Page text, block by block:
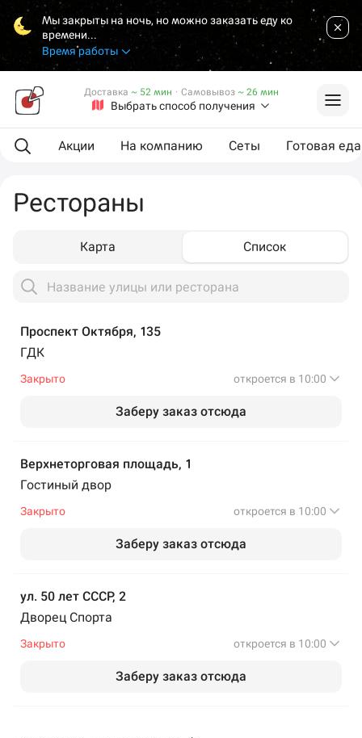
Мы закрыты на ночь, но можно заказать еду ко
времени...
Время работы
Выбрать способ получения
Доставка ~ 52 мин · Самовывоз ~ 26 мин
Акции На компанию Сеты Готовая еда
Рестораны
Карта Список
Проспект Октября, 135
ГДК
Закрыто откроется в 10:00
Заберу заказ отсюда
Верхнеторговая площадь, 1
Гостиный двор
Закрыто откроется в 10:00
Заберу заказ отсюда
ул. 50 лет СССР, 2
Дворец Спорта
Закрыто откроется в 10:00
Заберу заказ отсюда